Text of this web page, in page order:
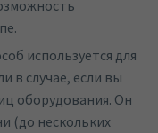
используется для
в случае, если вы
оборудования. Он
(до нескольких